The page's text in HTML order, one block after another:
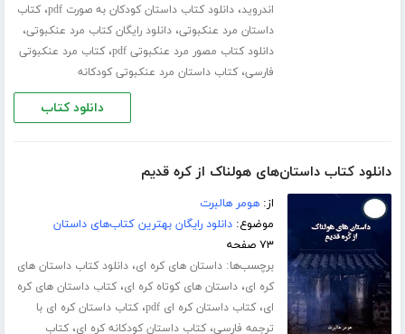
اندروید،دانلود کتاب داستان کودکان به صورت pdf ،کتاب
داستان مرد عنکبوتی،دانلود رایگان کتاب مرد عنکبوتی،
دانلود کتاب مصور مرد عنکبوتی pdf ،کتاب مرد عنکبوتی
فارسی،کتاب داستان مرد عنکبوتی کودکانه
دانلود کتاب
دانلود کتاب داستان‌های هولناک از کره قدیم
از:هومر هالبرت
موضوع:دانلود رایگان بهترین کتاب‌های داستان
۷۳ صفحه
برچسب‌ها:داستان های کره ای،دانلود کتاب داستان های
کره ای،داستان های کوتاه کره ای،کتاب داستان های کره
ای،کتاب داستان کره ای pdf ،کتاب داستان کره ای با
ترجمه فارسی،کتاب داستان کودکانه کره ای،کتاب